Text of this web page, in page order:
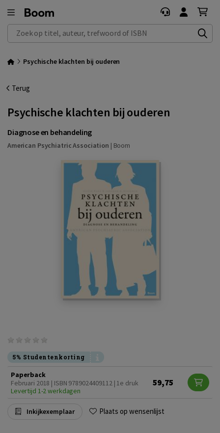
Zoek op titel, auteur, trefwoord of ISBN
Psychische klachten bij ouderen
Terug
Psychische klachten bij ouderen
Diagnose en behandeling
American Psychiatric Association | Boom
5% Studentenkorting
Paperback
Februari 2018 | ISBN 9789024409112 | 1e druk
Levertijd 1-2 werkdagen
59,75
Inkijkexemplaar Plaats op wensenlijst